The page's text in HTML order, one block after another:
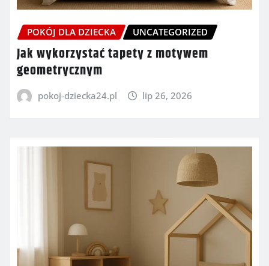
POKÓJ DLA DZIECKA UNCATEGORIZED
Jak wykorzystać tapety z motywem
geometrycznym
pokoj-dziecka24.pl lip 26, 2026